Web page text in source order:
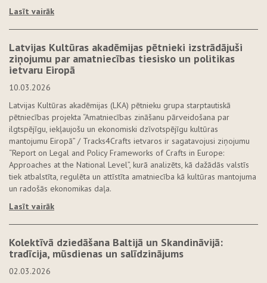
Lasīt vairāk
Latvijas Kultūras akadēmijas pētnieki izstrādājuši
ziņojumu par amatniecības tiesisko un politikas
ietvaru Eiropā
10.03.2026
Latvijas Kultūras akadēmijas (LKA) pētnieku grupa starptautiskā
pētniecības projekta “Amatniecības zināšanu pārveidošana par
ilgtspējīgu, iekļaujošu un ekonomiski dzīvotspējīgu kultūras
mantojumu Eiropā” / Tracks4Crafts ietvaros ir sagatavojusi ziņojumu
“Report on Legal and Policy Frameworks of Crafts in Europe:
Approaches at the National Level”, kurā analizēts, kā dažādās valstīs
tiek atbalstīta, regulēta un attīstīta amatniecība kā kultūras mantojuma
un radošās ekonomikas daļa.
Lasīt vairāk
Kolektīvā dziedāšana Baltijā un Skandināvijā:
tradīcija, mūsdienas un salīdzinājums
02.03.2026